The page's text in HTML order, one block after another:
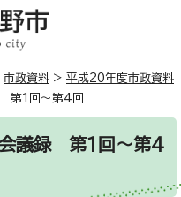
市政資料 > 平成20年度市政資料
第1回～第4回
議録 第1回～第4